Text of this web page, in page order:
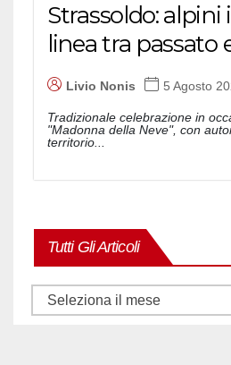
Strassoldo:
linea tra passato
Livio Nonis 5 Agosto
Tradizionale celebrazione in
"Madonna della Neve", con
territorio...
Tutti Gli Articoli
Tutti